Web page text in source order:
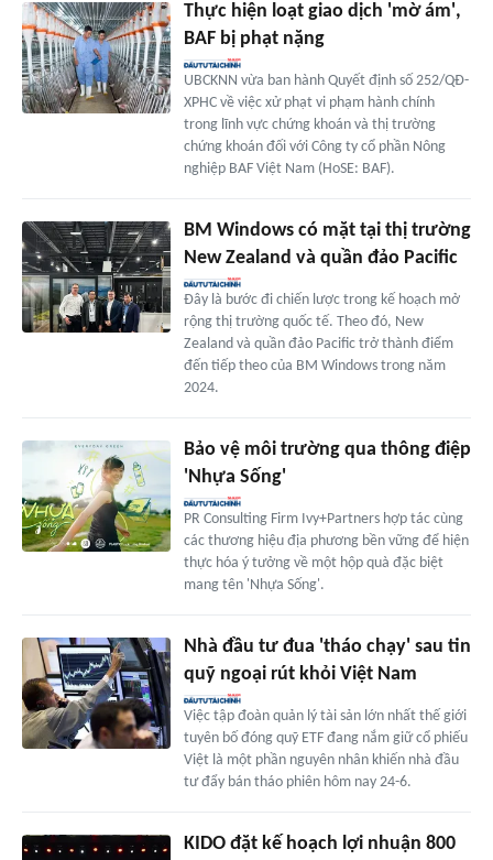
Thực hiện loạt giao dịch 'mờ ám',
BAF bị phạt nặng
UBCKNN vừa ban hành Quyết định số 252/QĐ-
XPHC về việc xử phạt vi phạm hành chính
trong lĩnh vực chứng khoán và thị trường
chứng khoán đối với Công ty cổ phần Nông
nghiệp BAF Việt Nam (HoSE: BAF).
BM Windows có mặt tại thị trường
New Zealand và quần đảo Pacific
Đây là bước đi chiến lược trong kế hoạch mở
rộng thị trường quốc tế. Theo đó, New
Zealand và quần đảo Pacific trở thành điểm
đến tiếp theo của BM Windows trong năm
2024.
Bảo vệ môi trường qua thông điệp
'Nhựa Sống'
PR Consulting Firm Ivy+Partners hợp tác cùng
các thương hiệu địa phương bền vững để hiện
thực hóa ý tưởng về một hộp quà đặc biệt
mang tên 'Nhựa Sống'.
Nhà đầu tư đua 'tháo chạy' sau tin
quỹ ngoại rút khỏi Việt Nam
Việc tập đoàn quản lý tài sản lớn nhất thế giới
tuyên bố đóng quỹ ETF đang nắm giữ cổ phiếu
Việt là một phần nguyên nhân khiến nhà đầu
tư đẩy bán tháo phiên hôm nay 24-6.
KIDO đặt kế hoạch lợi nhuận 800